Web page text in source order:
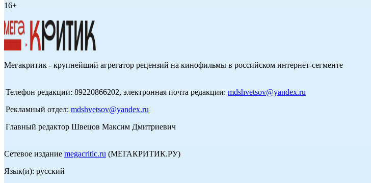
16+
Мегакритик - крупнейший агрегатор рецензий на кинофильмы в российском интернет-сегменте
Телефон редакции: 89220866202, электронная почта редакции: mdshvetsov@yandex.ru
Рекламный отдел: mdshvetsov@yandex.ru
Главный редактор Швецов Максим Дмитриевич
Сетевое издание megacritic.ru (МЕГАКРИТИК.РУ)
Язык(и): русский